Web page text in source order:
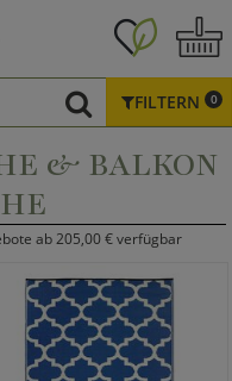
FILTERN 0
& BALKON
ab 205,00 € verfügbar